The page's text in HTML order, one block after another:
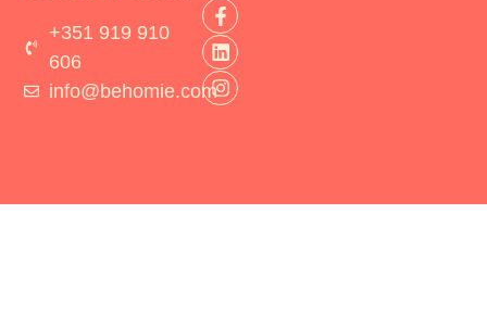
+351 919 910
606
info@behomie.com